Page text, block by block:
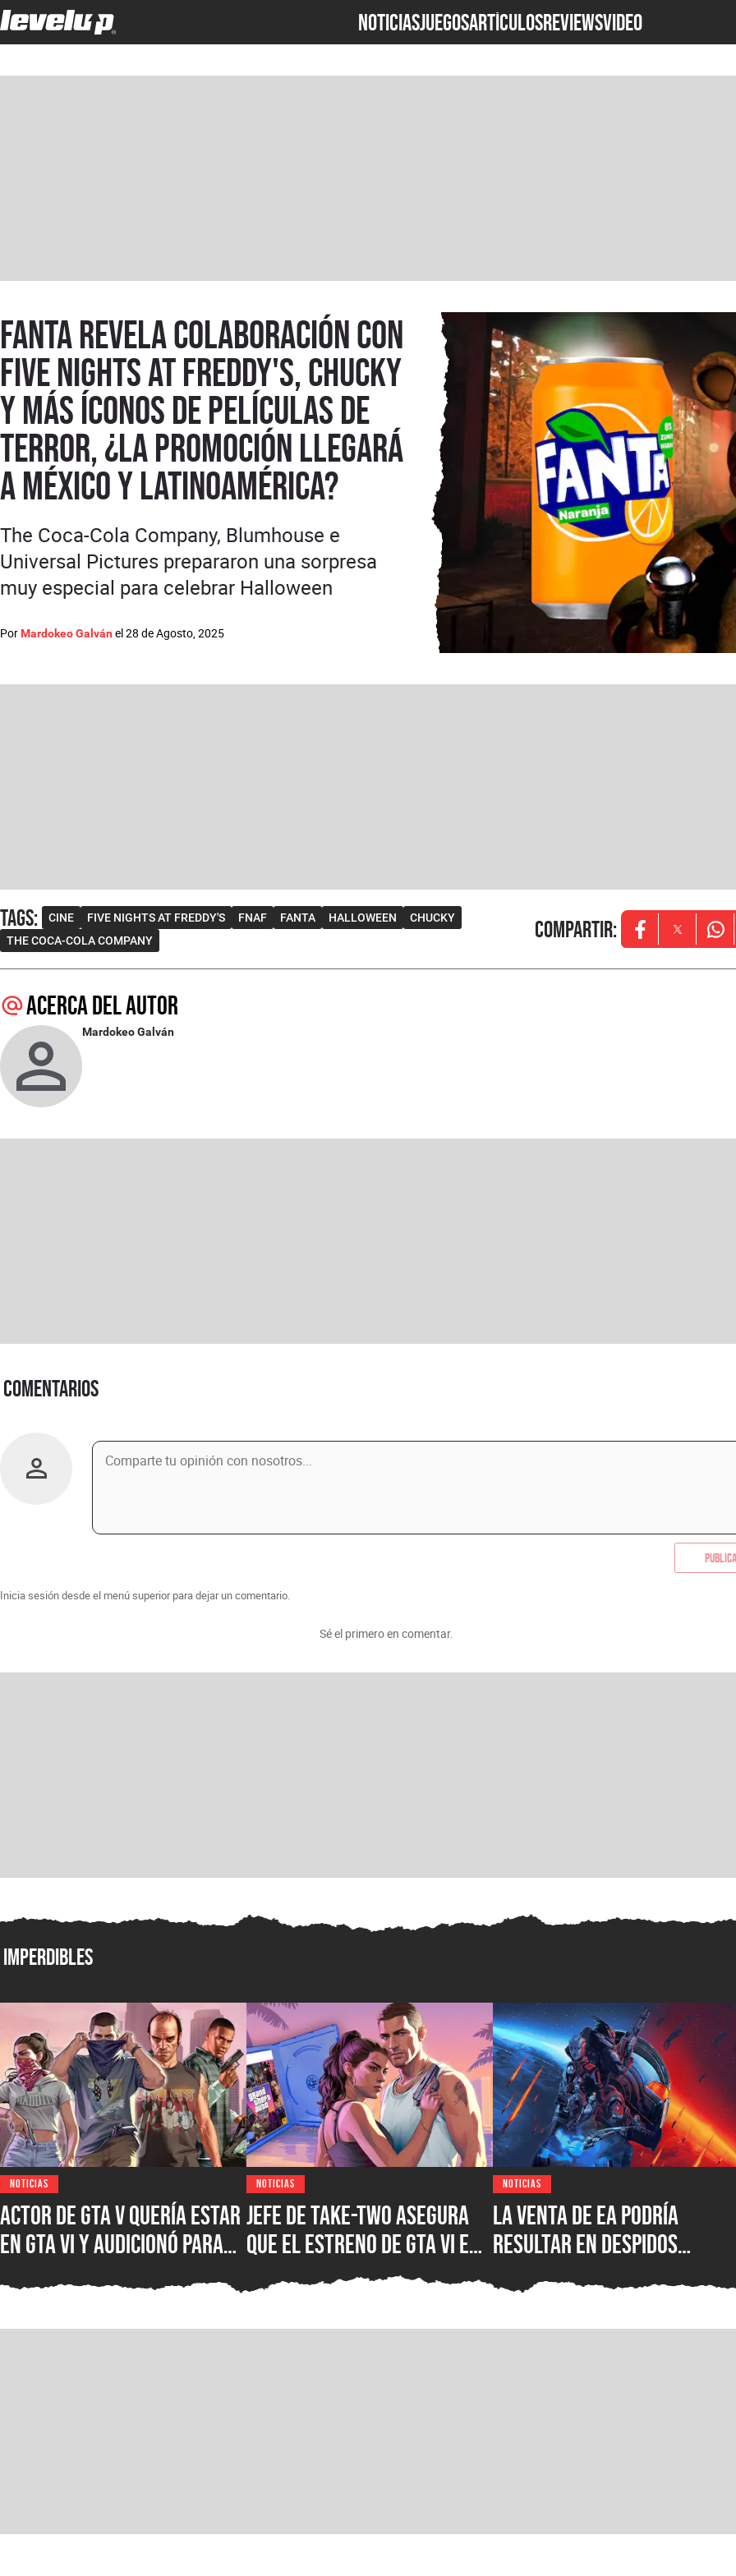
NOTICIASJUEGOSARTÍCULOSREVIEWSVideo
Fanta revela colaboración con
Five Nights at Freddy's, Chucky
y más íconos de películas de
terror, ¿la promoción llegará
a México y Latinoamérica?
Por Mardokeo Galván el28 de Agosto, 2025
The Coca-Cola Company, Blumhouse e
Universal Pictures prepararon una sorpresa
muy especial para celebrar Halloween
Tags: CINE FIVE NIGHTS AT FREDDY'S FNAF FANTA HALLOWEEN
CHUCKY
THE COCA-COLA COMPANY
Compartir: Opens in new
Opens in
Acerca del autor
Mardokeo Galván
Comentarios
Inicia sesión desde el menú superior para dejar un comentario.
Sé el primero en comentar.
Imperdibles
NOTICIAS
Actor de GTA V quería estar
en GTA VI y audicionó para
parte de Rockstar Games
NOTICIAS
Jefe de Take-Two asegura
que el estreno de GTA VI en
formato digital es lo
mejor, pues los discos “no
tienen mucho sentido para
NOTICIAS
La venta de EA podría
resultar en despidos
estudios como BioWare,
señalan fuentes